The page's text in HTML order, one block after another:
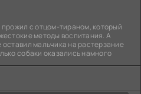
с отцом-тираном, который
методы воспитания. А
мальчика на растерзание
собаки оказались намного